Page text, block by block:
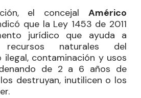
el concejal Américo
que la Ley 1453 de 2011
jurídico que ayuda a
naturales del
ilegal, contaminación y usos
de 2 a 6 años de
destruyan, inutilicen o los